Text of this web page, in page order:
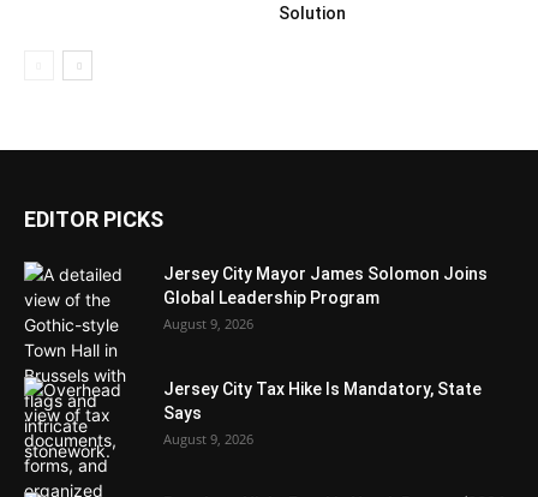
Solution
EDITOR PICKS
Jersey City Mayor James Solomon Joins
Global Leadership Program
August 9, 2026
Jersey City Tax Hike Is Mandatory, State
Says
August 9, 2026